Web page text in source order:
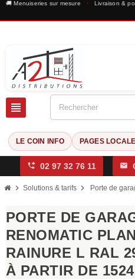
🚚 Menuiseries sur mesure · Livraison &
view_headline
LE COIN INFO PAGES
phone_forwarded 02 97 32 76 11 mail
chevron_right Solutions & tarifs chevron_right Porte de
PORTE DE
RENOMATIC
RAINURE L RAL
À PARTIR DE